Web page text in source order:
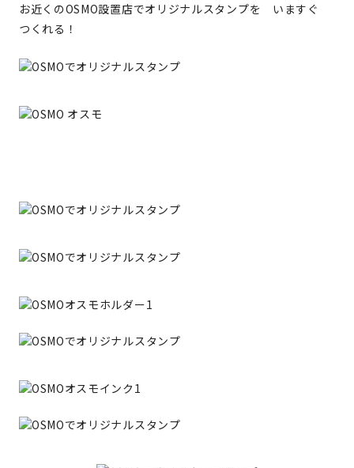
お近くのOSMO設置店でオリジナルスタンプを いますぐ
つくれる！